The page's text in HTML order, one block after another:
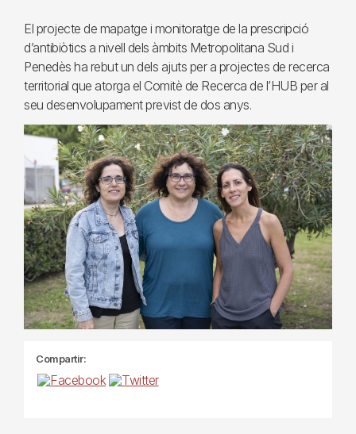
El projecte de mapatge i monitoratge de la prescripció
d’antibiòtics a nivell dels àmbits Metropolitana Sud i
Penedès ha rebut un dels ajuts per a projectes de recerca
territorial que atorga el Comitè de Recerca de l’HUB per al
seu desenvolupament previst de dos anys.
Compartir: